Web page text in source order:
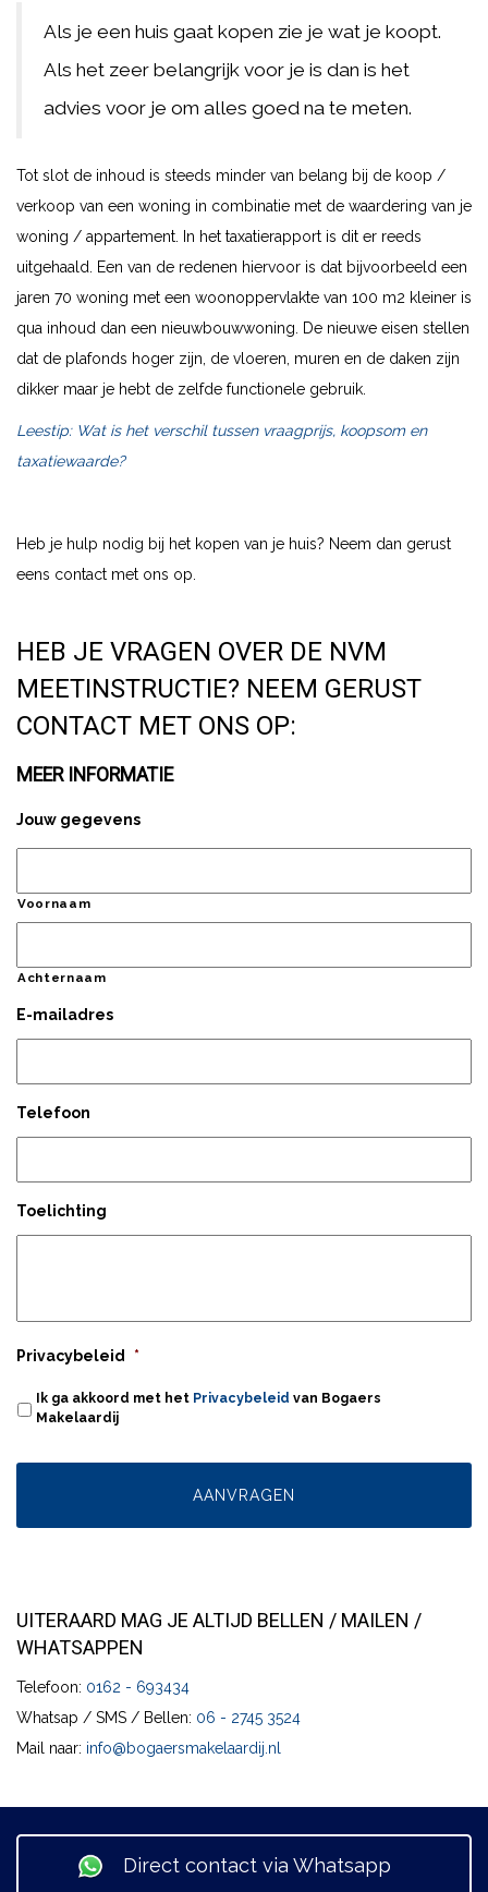
Als je een huis gaat kopen zie je wat je koopt.
Als het zeer belangrijk voor je is dan is het
advies voor je om alles goed na te meten.
Tot slot de inhoud is steeds minder van belang bij de koop /
verkoop van een woning in combinatie met de waardering van je
woning / appartement. In het taxatierapport is dit er reeds
uitgehaald. Een van de redenen hiervoor is dat bijvoorbeeld een
jaren 70 woning met een woonoppervlakte van 100 m2 kleiner is
qua inhoud dan een nieuwbouwwoning. De nieuwe eisen stellen
dat de plafonds hoger zijn, de vloeren, muren en de daken zijn
dikker maar je hebt de zelfde functionele gebruik.
Leestip: Wat is het verschil tussen vraagprijs, koopsom en
taxatiewaarde?
Heb je hulp nodig bij het kopen van je huis? Neem dan gerust
eens contact met ons op.
HEB JE VRAGEN OVER DE NVM
MEETINSTRUCTIE? NEEM GERUST
CONTACT MET ONS OP:
MEER INFORMATIE
Jouw gegevens
Voornaam
Achternaam
E-mailadres
Telefoon
Toelichting
Privacybeleid *
Ik ga akkoord met het Privacybeleid van Bogaers
Makelaardij
UITERAARD MAG JE ALTIJD BELLEN / MAILEN /
WHATSAPPEN
Telefoon: 0162 - 693434
Whatsap / SMS / Bellen: 06 - 2745 3524
Mail naar: info@bogaersmakelaardij.nl
Direct contact via Whatsapp